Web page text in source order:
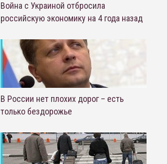
Война с Украиной отбросила
российскую экономику на 4 года назад
В России нет плохих дорог – есть
только бездорожье